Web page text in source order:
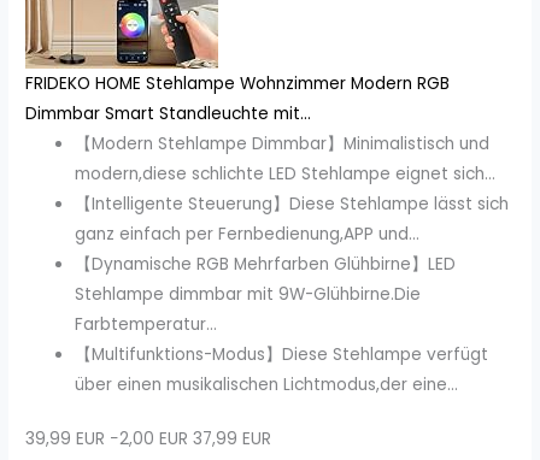
FRIDEKO HOME Stehlampe Wohnzimmer Modern RGB
Dimmbar Smart Standleuchte mit...
【Modern Stehlampe Dimmbar】Minimalistisch und
modern,diese schlichte LED Stehlampe eignet sich...
【Intelligente Steuerung】Diese Stehlampe lässt sich
ganz einfach per Fernbedienung,APP und...
【Dynamische RGB Mehrfarben Glühbirne】LED
Stehlampe dimmbar mit 9W-Glühbirne.Die
Farbtemperatur...
【Multifunktions-Modus】Diese Stehlampe verfügt
über einen musikalischen Lichtmodus,der eine...
39,99 EUR −2,00 EUR 37,99 EUR